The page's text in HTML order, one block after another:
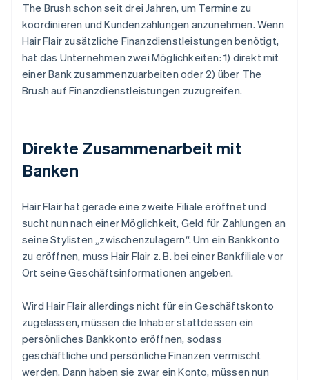
The Brush schon seit drei Jahren, um Termine zu
koordinieren und Kundenzahlungen anzunehmen. Wenn
Hair Flair zusätzliche Finanzdienstleistungen benötigt,
hat das Unternehmen zwei Möglichkeiten: 1) direkt mit
einer Bank zusammenzuarbeiten oder 2) über The
Brush auf Finanzdienstleistungen zuzugreifen.
Direkte Zusammenarbeit mit
Banken
Hair Flair hat gerade eine zweite Filiale eröffnet und
sucht nun nach einer Möglichkeit, Geld für Zahlungen an
seine Stylisten „zwischenzulagern“. Um ein Bankkonto
zu eröffnen, muss Hair Flair z. B. bei einer Bankfiliale vor
Ort seine Geschäftsinformationen angeben.
Wird Hair Flair allerdings nicht für ein Geschäftskonto
zugelassen, müssen die Inhaber stattdessen ein
persönliches Bankkonto eröffnen, sodass
geschäftliche und persönliche Finanzen vermischt
werden. Dann haben sie zwar ein Konto, müssen nun